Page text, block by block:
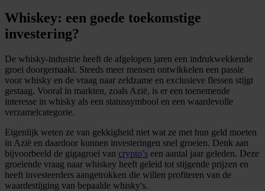
Whiskey: een goede toekomstige
investering?
De whisky-industrie heeft de afgelopen jaren een indrukwekkende
groei doorgemaakt. Steeds meer mensen ontwikkelen een passie
voor whisky en de vraag naar zeldzame en exclusieve flessen stijgt
gestaag. Vooral in markten, zoals Azië, is er een toenemende
interesse in whisky als een statussymbool en een waardevolle
verzamelcategorie.
Eigenlijk weten ze van gekkigheid niet wat ze met hun geld moeten
in Azië en daardoor kunnen investeringen snel groeien. Denk aan
bijvoorbeeld de gigagroei van crypto’s een aantal jaar geleden. Deze
groeiende vraag naar whiskey heeft geleid tot stijgende prijzen en
heeft investeerders aangetrokken die willen profiteren van de
waardestijging van bepaalde whisky's.